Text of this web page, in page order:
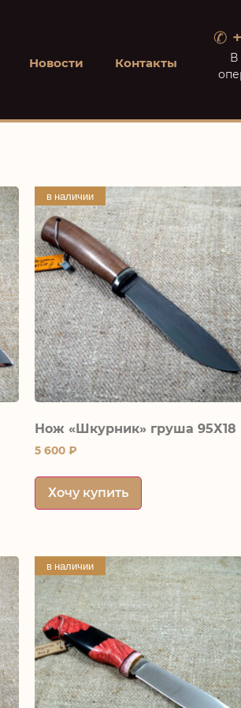
Новости Контакты
✆
В
в наличии
Нож «Шкурник» груша 95Х18
5 600₽
Хочу купить
в наличии